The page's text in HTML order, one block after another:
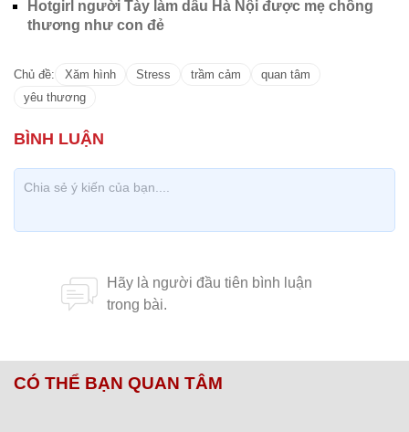
Hotgirl người Tày làm dâu Hà Nội được mẹ chồng
thương như con đẻ
Chủ đề: Xăm hình Stress trầm cảm
quan tâm
yêu thương
CÓ THỂ BẠN QUAN TÂM